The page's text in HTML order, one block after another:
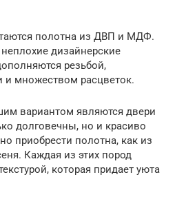
полотна из ДВП и МДФ.
дизайнерские
резьбой,
и множеством расцветок.
вариантом являются двери
долговечны, но и красиво
приобрести полотна, как из
Каждая из этих пород
которая придает уюта